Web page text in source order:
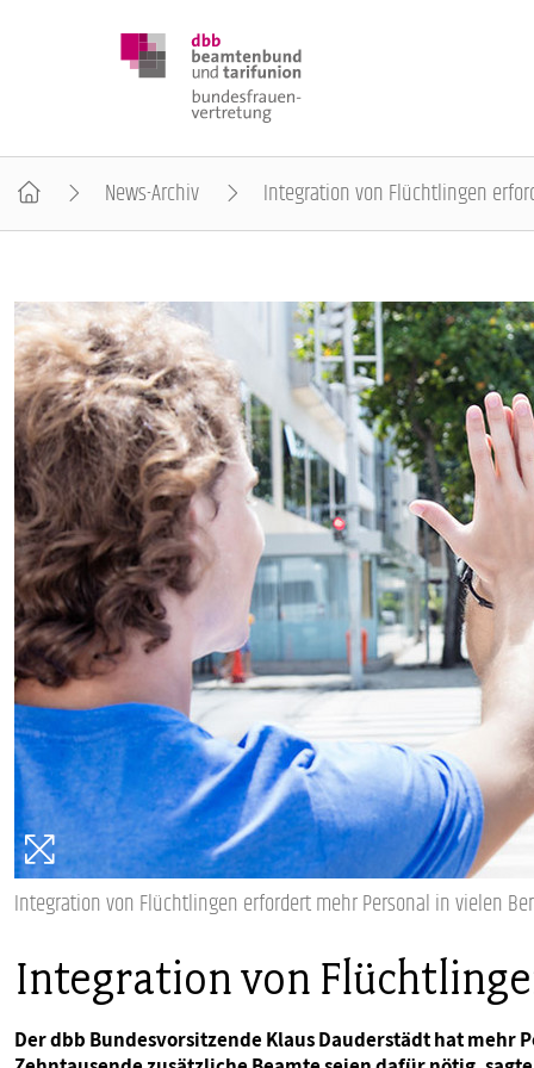
BUNDESTAGSWAHL 2025
POSITIONEN
SCHWERPUNKTTHEMEN
PUBLIKATIONEN
TERMINE & VERANSTALTUNGEN
MITGLIEDSCHAFT & SERVICE
News-Archiv Integration von Flüchtlingen
Integration von Flüchtlingen erfordert mehr Personal in vielen
Integration von
Der dbb Bundesvorsitzende Klaus Dauderstädt hat